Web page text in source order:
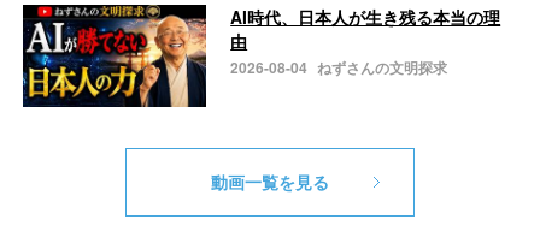
AI時代、日本人が生き残る本当の理
由
2026-08-04 ねずさんの文明探求
動画一覧を見る